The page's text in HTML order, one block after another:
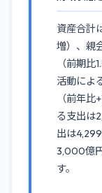
資産合計
増）、親
（前期
活動によ
（前年
る支出は
出は
3,000億
す。